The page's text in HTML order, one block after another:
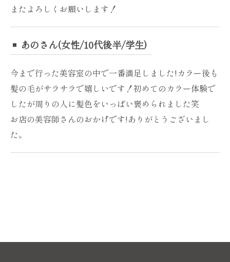
またよろしくお願いします！
あのさん(女性/10代後半/学生)
今まで行った美容室の中で一番満足しました!カラー後も
髪の毛がサラサラで嬉しいです！初めてのカラー体験で
したが周りの人に髪色をいっぱい褒められました笑
お店の美容師さんのおかげです!ありがとうございまし
た。